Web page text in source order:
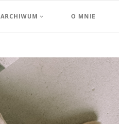
ARCHIWUM O MNIE